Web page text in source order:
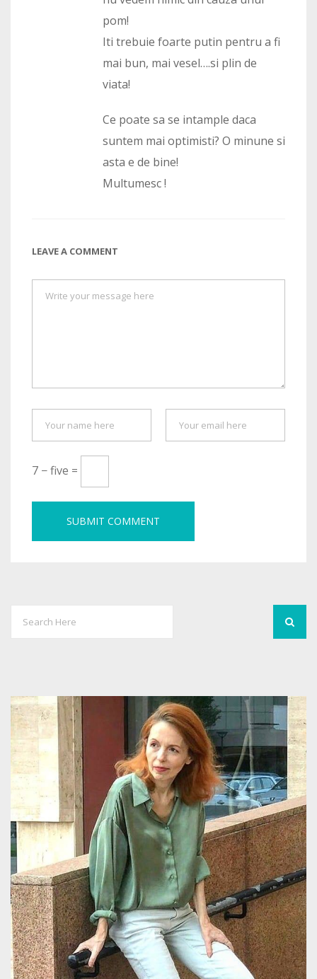
pom!
Iti trebuie foarte putin pentru a fi
mai bun, mai vesel….si plin de
viata!
Ce poate sa se intample daca
suntem mai optimisti? O minune si
asta e de bine!
Multumesc !
LEAVE A COMMENT
7 − five =